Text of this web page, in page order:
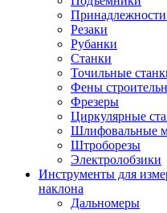
Принадлежности
Резаки
Рубанки
Станки
Точильные
Фены
Фрезеры
Циркулярные
Шлифовальные
Штроборезы
Электролобзики
Инструменты для
наклона
Дальномеры